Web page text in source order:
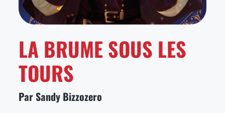
LA BRUME SOUS LES
TOURS
Par Sandy Bizzozero